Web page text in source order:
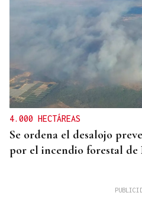
4.000 HECTÁREAS
Se ordena el desalojo
por el incendio forestal de